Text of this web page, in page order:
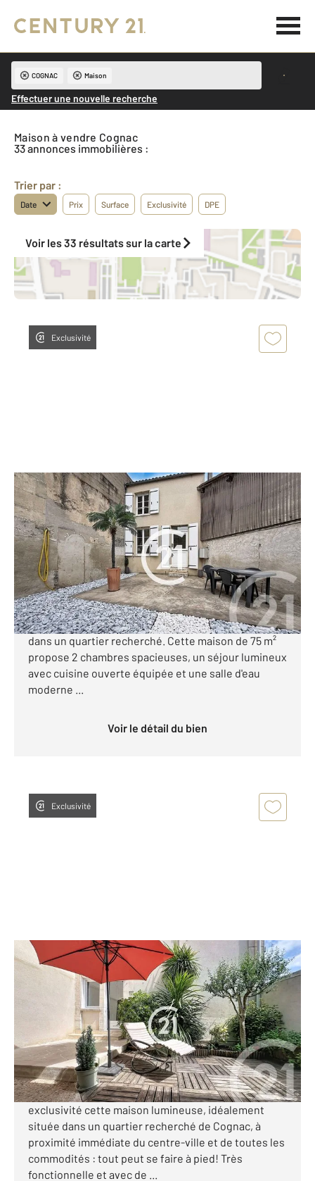
COGNAC Maison
Effectuer une nouvelle recherche
Maison à vendre Cognac
33 annonces immobilières :
Trier par :
Date Prix Surface Exclusivité DPE
Voir les 33 résultats sur la carte
Exclusivité
COGNAC 16
75 m2, 3 pièces
Ref : 3122
Maison à vendre
170 880 €
Charmante maison récemment rénovée à vendre à
COGNAC, offrant une vie confortable et pratique
dans un quartier recherché. Cette maison de 75 m²
propose 2 chambres spacieuses, un séjour lumineux
avec cuisine ouverte équipée et une salle d'eau
moderne ...
Voir le détail du bien
Exclusivité
COGNAC 16
2, 5 pièces
Ref : 3009
Maison à vendre
189 600 €
Visiter le site dédié
Votre agence Century 21 vous propose en
exclusivité cette maison lumineuse, idéalement
située dans un quartier recherché de Cognac, à
proximité immédiate du centre-ville et de toutes les
commodités : tout peut se faire à pied! Très
fonctionnelle et avec de ...